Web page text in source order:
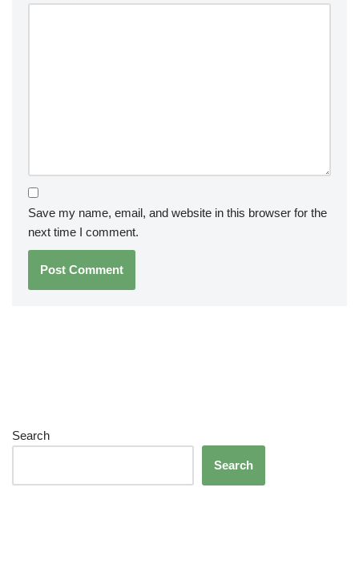
Save my name, email, and website in this browser for the
next time I comment.
Search
Search